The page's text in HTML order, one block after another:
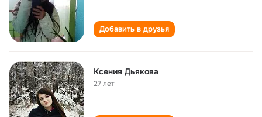
Добавить в друзья
Ксения Дьякова
27 лет